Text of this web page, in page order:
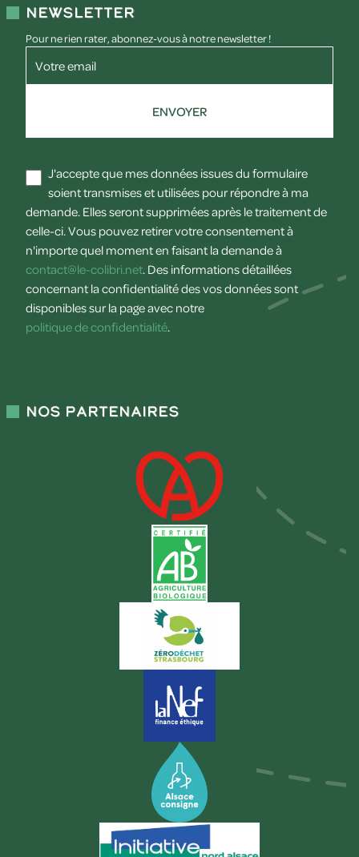
Newsletter
Pour ne rien rater, abonnez-vous à notre newsletter !
Votre email
ENVOYER
J'accepte que mes données issues du formulaire
soient transmises et utilisées pour répondre à ma
demande. Elles seront supprimées après le traitement de
celle-ci. Vous pouvez retirer votre consentement à
n'importe quel moment en faisant la demande à
contact@le-colibri.net. Des informations détaillées
concernant la confidentialité des vos données sont
disponibles sur la page avec notre
politique de confidentialité.
Nos partenaires